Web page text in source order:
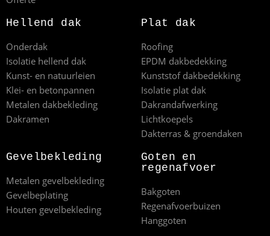
Hellend dak
Onderdak
Isolatie hellend dak
Kunst- en natuurleien
Klei- en betonpannen
Metalen dakbekleding
Dakramen
Plat dak
Roofing
EPDM dakbedekking
Kunststof dakbedekking
Isolatie plat dak
Dakrandafwerking
Lichtkoepels
Dakterras & groendaken
Gevelbekleding
Metalen gevelbekleding
Gevelbeplating
Houten gevelbekleding
Goten en
regenafvoer
Bakgoten
Regenafvoerbuizen
Hanggoten